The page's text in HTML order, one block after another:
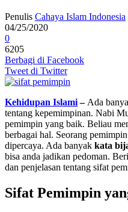
Penulis Cahaya Islam Indonesia
04/25/2020
0
6205
Berbagi di Facebook
Tweet di Twitter
Kehidupan Islami– Ada
tentang kepemimpinan. Nabi
pemimpin yang baik. Beliau
berbagai hal. Seorang
dipercaya. Ada banyak kata
bisa anda jadikan pedoman.
dan penjelasan tentang sifat
Sifat Pemimpin